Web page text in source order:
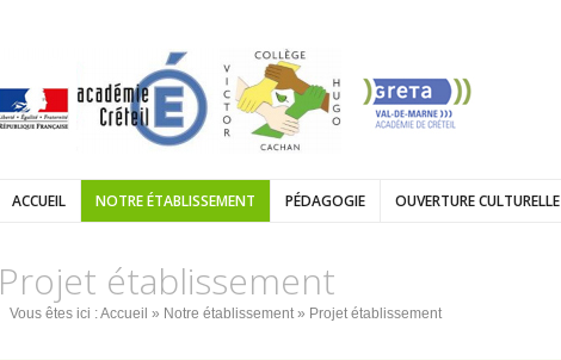
ACCUEIL NOTRE ÉTABLISSEMENT PÉDAGOGIE OUVERTURE CULTURELLE
Projet établissement
Vous êtes ici :Accueil » Notre établissement» Projet établissement